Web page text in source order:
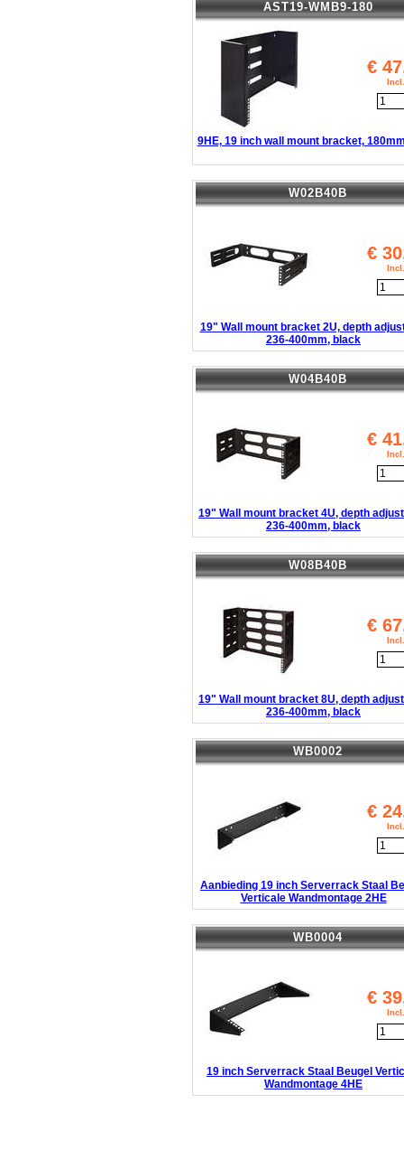
AST19-WMB9-180
€
9HE, 19 inch wall mount bracket,
W02B40B
€
19" Wall mount bracket 2U, depth
236-400mm, black
W04B40B
€
19" Wall mount bracket 4U, depth
236-400mm, black
W08B40B
€
19" Wall mount bracket 8U, depth
236-400mm, black
WB0002
€
Aanbieding 19 inch Serverrack Staal
Verticale Wandmontage 2HE
WB0004
€
19 inch Serverrack Staal Beugel
Wandmontage 4HE